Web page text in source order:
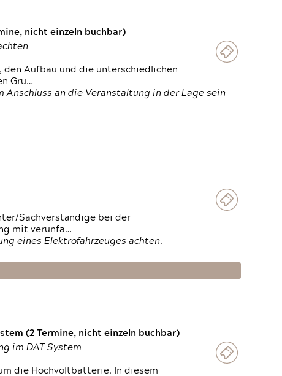
nicht einzeln buchbar)
den Aufbau und die unterschiedlichen
Gru…
Anschluss an die Veranstaltung in der Lage sein
Sachverständige bei der
mit verunfa…
eines Elektrofahrzeuges achten.
(2 Termine, nicht einzeln buchbar)
im DAT System
die Hochvoltbatterie. In diesem